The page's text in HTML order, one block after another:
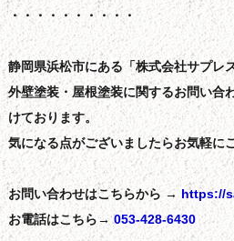
・・・・・・・・・・
静岡県浜松市にある「株式会社サプレ
外壁塗装・屋根塗装に関するお問い合
けております。
気になる点がございましたらお気軽に
お問い合わせはこちらから → https://
お電話はこちら→053-428-6430